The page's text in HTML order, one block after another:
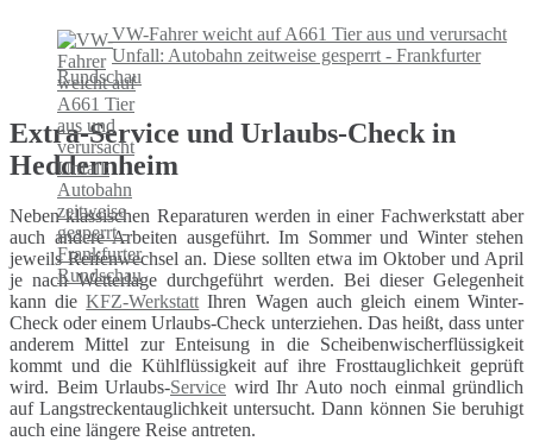
VW-Fahrer weicht auf A661 Tier aus und verursacht
Unfall: Autobahn zeitweise gesperrt - Frankfurter
Rundschau
Extra-Service und Urlaubs-Check in
Heddernheim
Neben klassischen Reparaturen werden in einer Fachwerkstatt aber
auch andere Arbeiten ausgeführt. Im Sommer und Winter stehen
jeweils Reifenwechsel an. Diese sollten etwa im Oktober und April
je nach Wetterlage durchgeführt werden. Bei dieser Gelegenheit
kann dieKFZ-Werkstatt Ihren Wagen auch gleich einem Winter-
Check oder einem Urlaubs-Check unterziehen. Das heißt, dass unter
anderem Mittel zur Enteisung in die Scheibenwischerflüssigkeit
kommt und die Kühlflüssigkeit auf ihre Frosttauglichkeit geprüft
wird. Beim Urlaubs-Service wird Ihr Auto noch einmal gründlich
auf Langstreckentauglichkeit untersucht. Dann können Sie beruhigt
auch eine längere Reise antreten.